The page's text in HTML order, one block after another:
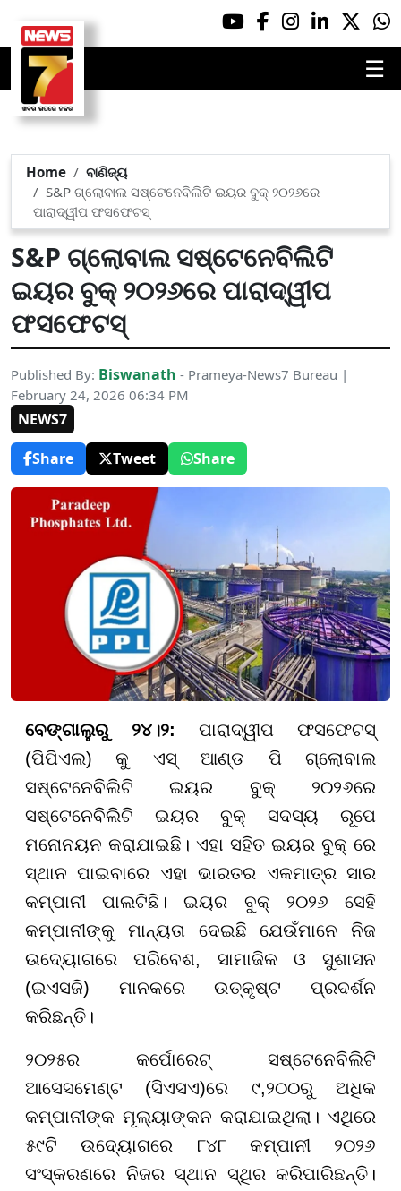
☰
Home
ବାଣିଜ୍ୟ
S&P ଗ୍ଲୋବାଲ ସଷ୍ଟେନେବିଲିଟି ଇୟର ବୁକ୍ ୨୦୨୬ରେ
ପାରାଦ୍ୱୀପ ଫସଫେଟସ୍
S&P ଗ୍ଲୋବାଲ ସଷ୍ଟେନେବିଲିଟି
ଇୟର ବୁକ୍ ୨୦୨୬ରେ ପାରାଦ୍ୱୀପ
ଫସଫେଟସ୍
Published By: Biswanath - Prameya-News7 Bureau |
February 24, 2026 06:34 PM
NEWS7
Share
Tweet Share
ବେଙ୍ଗାଲୁରୁ ୨୪।୨: ପାରାଦ୍ୱୀପ ଫସଫେଟସ୍
(ପିପିଏଲ) କୁ ଏସ୍ ଆଣ୍ଡ ପି ଗ୍ଲୋବାଲ
ସଷ୍ଟେନେବିଲିଟି ଇୟର ବୁକ୍ ୨୦୨୬ରେ
ସଷ୍ଟେନେବିଲିଟି ଇୟର ବୁକ୍ ସଦସ୍ୟ ରୂପେ
ମନୋନୟନ କରାଯାଇଛି। ଏହା ସହିତ ଇୟର ବୁକ୍ ରେ
ସ୍ଥାନ ପାଇବାରେ ଏହା ଭାରତର ଏକମାତ୍ର ସାର
କମ୍ପାନୀ ପାଲଟିଛି। ଇୟର ବୁକ୍ ୨୦୨୬ ସେହି
କମ୍ପାନୀଙ୍କୁ ମାନ୍ୟତା ଦେଇଛି ଯେଉଁମାନେ ନିଜ
ଉଦ୍ୟୋଗରେ ପରିବେଶ, ସାମାଜିକ ଓ ସୁଶାସନ
(ଇଏସଜି) ମାନକରେ ଉତ୍କୃଷ୍ଟ ପ୍ରଦର୍ଶନ
କରିଛନ୍ତି।
୨୦୨୫ର କର୍ପୋରେଟ୍ ସଷ୍ଟେନେବିଲିଟି
ଆସେସମେଣ୍ଟ (ସିଏସଏ)ରେ ୯,୨୦୦ରୁ ଅଧିକ
କମ୍ପାନୀଙ୍କ ମୂଲ୍ୟାଙ୍କନ କରାଯାଇଥିଲା। ଏଥିରେ
୫୯ଟି ଉଦ୍ୟୋଗରେ ୮୪୮ କମ୍ପାନୀ ୨୦୨୬
ସଂସ୍କରଣରେ ନିଜର ସ୍ଥାନ ସ୍ଥିର କରିପାରିଛନ୍ତି।